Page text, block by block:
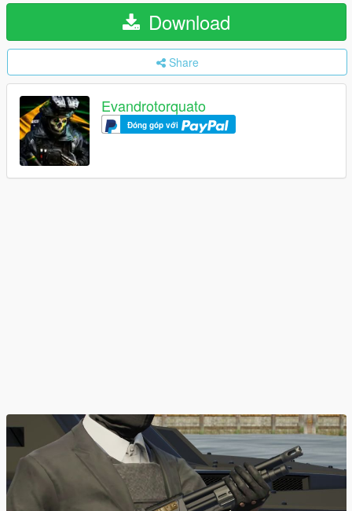
Download
Share
Evandrotorquato
Đóng góp với